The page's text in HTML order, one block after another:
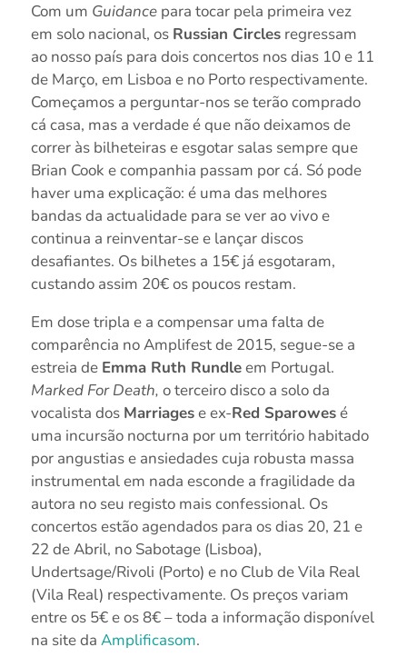
Com um Guidancepara tocar pela primeira vez
em solo nacional, os Russian Circlesregressam
ao nosso país para dois concertos nos dias 10 e 11
de Março, em Lisboa e no Porto respectivamente.
Começamos a perguntar-nos se terão comprado
cá casa, mas a verdade é que não deixamos de
correr às bilheteiras e esgotar salas sempre que
Brian Cook e companhia passam por cá. Só pode
haver uma explicação: é uma das melhores
bandas da actualidade para se ver ao vivo e
continua a reinventar-se e lançar discos
desafiantes. Os bilhetes a 15€ já esgotaram,
custando assim 20€ os poucos restam.
Em dose tripla e a compensar uma falta de
comparência no Amplifest de 2015, segue-se a
estreia de Emma Ruth Rundleem Portugal.
Marked For Death, o terceiro disco a solo da
vocalista dos Marriagese ex-Red Sparowesé
uma incursão nocturna por um território habitado
por angustias e ansiedades cuja robusta massa
instrumental em nada esconde a fragilidade da
autora no seu registo mais confessional. Os
concertos estão agendados para os dias 20, 21 e
22 de Abril, no Sabotage (Lisboa),
Undertsage/Rivoli (Porto) e no Club de Vila Real
(Vila Real) respectivamente. Os preços variam
entre os 5€ e os 8€ – toda a informação disponível
na site da Amplificasom.